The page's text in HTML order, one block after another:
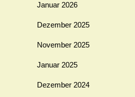
Januar 2026
Dezember 2025
November 2025
Januar 2025
Dezember 2024